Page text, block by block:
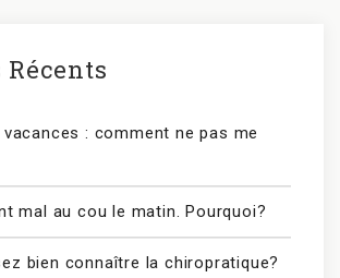
: comment ne pas me
mal au cou le matin. Pourquoi?
bien connaître la chiropratique?